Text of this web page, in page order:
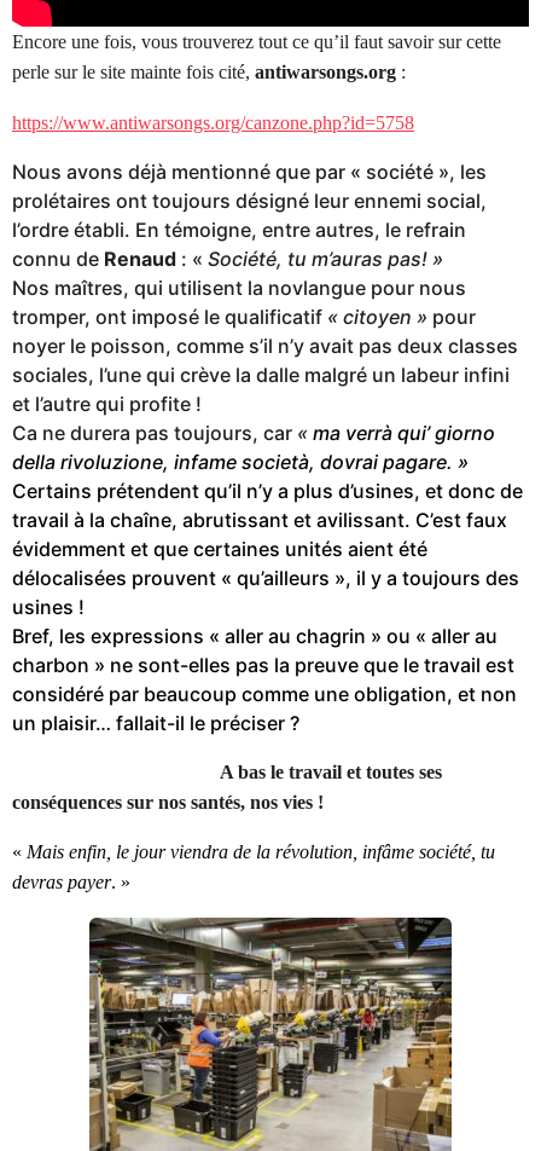
Encore une fois, vous trouverez tout ce qu’il faut savoir sur cette
perle sur le site mainte fois cité, antiwarsongs.org :
https://www.antiwarsongs.org/canzone.php?id=5758
Nous avons déjà mentionné que par « société », les
prolétaires ont toujours désigné leur ennemi social,
l’ordre établi. En témoigne, entre autres, le refrain
connu de Renaud : « Société, tu m’auras pas! »
Nos maîtres, qui utilisent la novlangue pour nous
tromper, ont imposé le qualificatif « citoyen » pour
noyer le poisson, comme s’il n’y avait pas deux classes
sociales, l’une qui crève la dalle malgré un labeur infini
et l’autre qui profite !
Ca ne durera pas toujours, car « ma verrà qui’ giorno
della rivoluzione, infame società, dovrai pagare. »
Certains prétendent qu’il n’y a plus d’usines, et donc de
travail à la chaîne, abrutissant et avilissant. C’est faux
évidemment et que certaines unités aient été
délocalisées prouvent « qu’ailleurs », il y a toujours des
usines !
Bref, les expressions « aller au chagrin » ou « aller au
charbon » ne sont-elles pas la preuve que le travail est
considéré par beaucoup comme une obligation, et non
un plaisir… fallait-il le préciser ?
A bas le travail et toutes ses
conséquences sur nos santés, nos vies !
« Mais enfin, le jour viendra de la révolution, infâme société, tu
devras payer. »